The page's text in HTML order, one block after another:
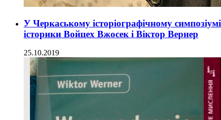
У Черкаському історіографічному
історики Войцех Вжосек і Віктор Вернер
25.10.2019